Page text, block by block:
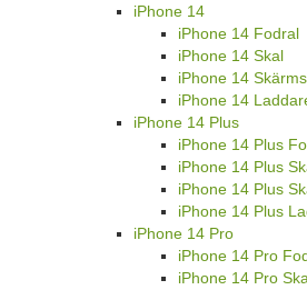
iPhone 14
iPhone 14 Fodral
iPhone 14 Skal
iPhone 14
iPhone 14
iPhone 14 Plus
iPhone 14 Plus
iPhone 14 Plus
iPhone 14 Plus
iPhone 14 Plus
iPhone 14 Pro
iPhone 14 Pro
iPhone 14 Pro